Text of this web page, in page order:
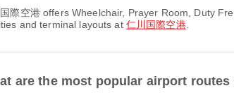
and terminal layouts at 仁川国際空港.
are the most popular airport routes